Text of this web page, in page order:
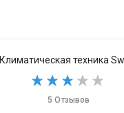
Климатическая техника
5 Отзывов